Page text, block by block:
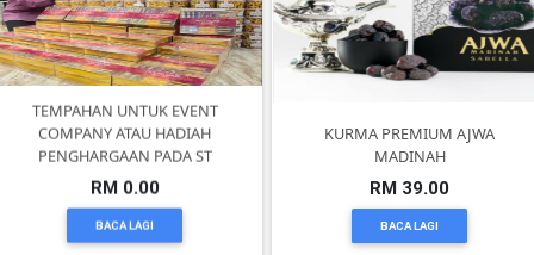
TEMPAHAN UNTUK EVENT
COMPANY ATAU HADIAH
PENGHARGAAN PADA ST
RM 0.00
BACA LAGI
KURMA PREMIUM AJWA
MADINAH
RM 39.00
BACA LAGI